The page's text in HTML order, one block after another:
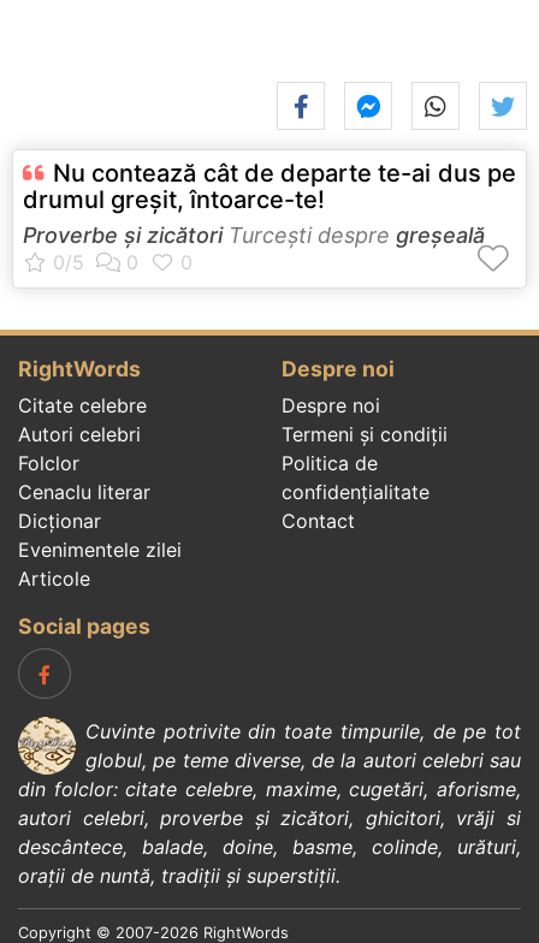
Nu contează cât de departe te-ai dus pe
drumul greşit, întoarce-te!
Proverbe și zicătoriTurceşti despre greșeală
RightWords
Citate celebre
Autori celebri
Folclor
Cenaclu literar
Dicționar
Evenimentele zilei
Articole
Despre noi
Despre noi
Termeni și condiții
Politica de
confidenţialitate
Contact
Social pages
Cuvinte potrivite din toate timpurile, de pe tot
globul, pe teme diverse, de la autori celebrisau
din folclor:citate celebre, maxime,cugetări,aforisme,
autori celebri,proverbe și zicători, ghicitori, vrăji si
descântece, balade, doine, basme, colinde, urături,
orații de nuntă, tradiții și superstiții.
Copyright © 2007-2026 RightWords